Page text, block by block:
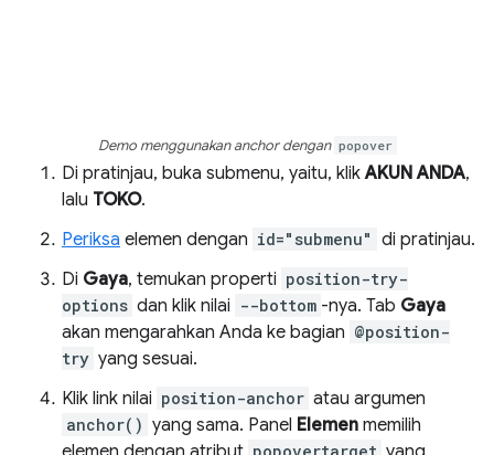
Demo menggunakan anchor dengan popover
Di pratinjau, buka submenu, yaitu, klikAKUN ANDA,
lalu TOKO.
Periksa elemen dengan id="submenu" di pratinjau.
Di Gaya, temukan properti position-try-
options dan klik nilai --bottom -nya. Tab Gaya
akan mengarahkan Anda ke bagian @position-
try yang sesuai.
Klik link nilai position-anchor atau argumen
anchor() yang sama. Panel Elemen memilih